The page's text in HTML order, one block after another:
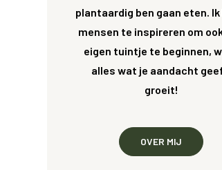
plantaardig ben gaan eten. Ik
mensen te inspireren om
eigen tuintje te beginnen,
alles wat je aandacht
groeit!
OVER MIJ